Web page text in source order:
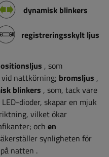
dynamisk blinkers
registreringsskylt ljus
, som
nattkörning; bromsljus ,
blinkers , som, tack vare
dioder, skapar en mjuk
vilket ökar
och en
synligheten för
natten .